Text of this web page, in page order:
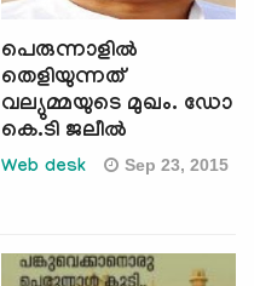
പെരുന്നാളില്‍
തെളിയുന്നത്
വല്യുമ്മയുടെ മുഖം. ഡോ
കെ.ടി ജലീല്‍
Web desk Sep 23, 2015